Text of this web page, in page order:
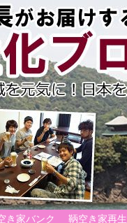
き家バンク 鞆空き家再生